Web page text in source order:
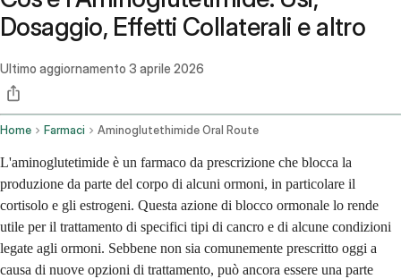
Dosaggio, Effetti Collaterali e altro
Ultimo aggiornamento 3 aprile 2026
Home Farmaci Aminoglutethimide Oral Route
L'aminoglutetimide è un farmaco da prescrizione che blocca la
produzione da parte del corpo di alcuni ormoni, in particolare il
cortisolo e gli estrogeni. Questa azione di blocco ormonale lo rende
utile per il trattamento di specifici tipi di cancro e di alcune condizioni
legate agli ormoni. Sebbene non sia comunemente prescritto oggi a
causa di nuove opzioni di trattamento, può ancora essere una parte